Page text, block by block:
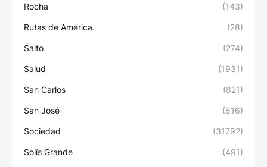
Rocha (143)
Rutas de América. (28)
Salto (274)
Salud (1931)
San Carlos (821)
San José (816)
Sociedad (31792)
Solís Grande (491)